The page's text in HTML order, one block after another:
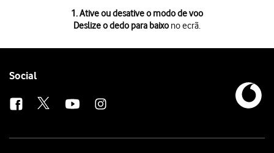
1. Ative ou desative o modo de voo
Deslize o dedo para baixo no ecrã.
Primao ícone de modo de voopara ativar ou desativar a função.
Follow
Social